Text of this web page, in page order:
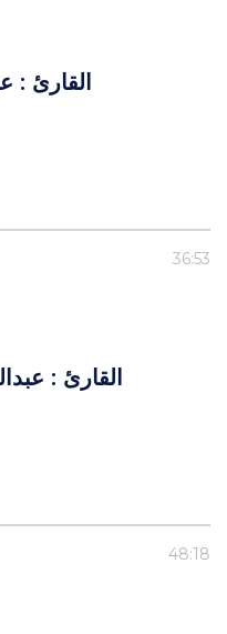
القارئ :
36:53
القارئ :
48:18